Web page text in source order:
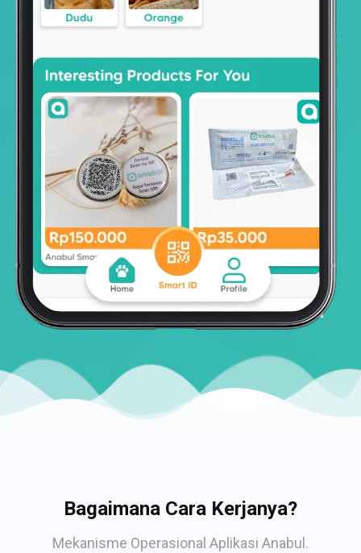
Bagaimana Cara Kerjanya?
Mekanisme Operasional Aplikasi Anabul.